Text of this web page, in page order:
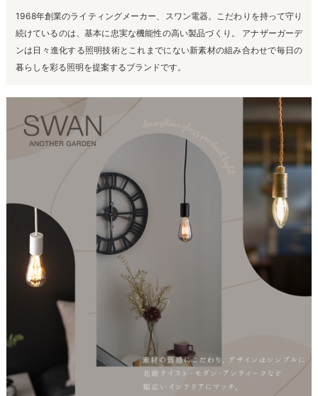
1968年創業のライティングメーカー、スワン電器。こだわりを持って守り
続けているのは、基本に忠実な機能性の高い製品づくり。 アナザーガーデ
ンは日々進化する照明技術とこれまでにない新素材の組み合わせで毎日の
暮らしを彩る照明を提案するブランドです。